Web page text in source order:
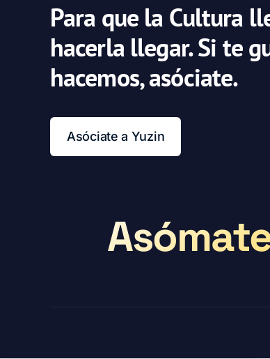
Para que la Cultura
hacerla llegar. Si te
hacemos, asóciate.
Asóciate a Yuzin